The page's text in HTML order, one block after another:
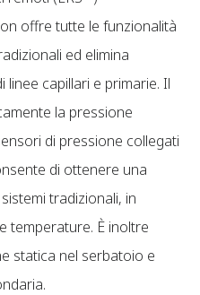
offre tutte le funzionalità
ed elimina
capillari e primarie. Il
la pressione
di pressione collegati
di ottenere una
tradizionali, in
temperature. È inoltre
statica nel serbatoio e